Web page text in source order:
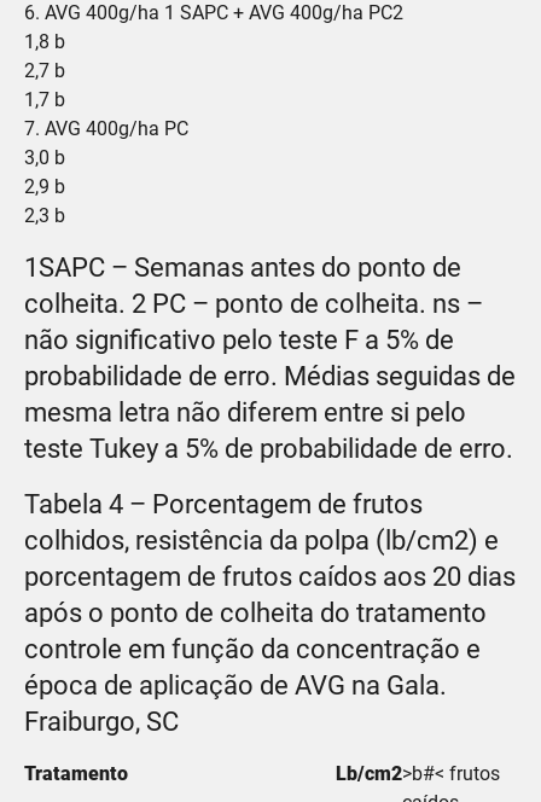
6. AVG 400g/ha 1 SAPC + AVG 400g/ha PC2
1,8 b
2,7 b
1,7 b
7. AVG 400g/ha PC
3,0 b
2,9 b
2,3 b
1SAPC – Semanas antes do ponto de
colheita. 2 PC – ponto de colheita. ns –
não significativo pelo teste F a 5% de
probabilidade de erro. Médias seguidas de
mesma letra não diferem entre si pelo
teste Tukey a 5% de probabilidade de erro.
Tabela 4 – Porcentagem de frutos
colhidos, resistência da polpa (lb/cm2) e
porcentagem de frutos caídos aos 20 dias
após o ponto de colheita do tratamento
controle em função da concentração e
época de aplicação de AVG na Gala.
Fraiburgo, SC
Tratamento Lb/cm2>b#< frutos